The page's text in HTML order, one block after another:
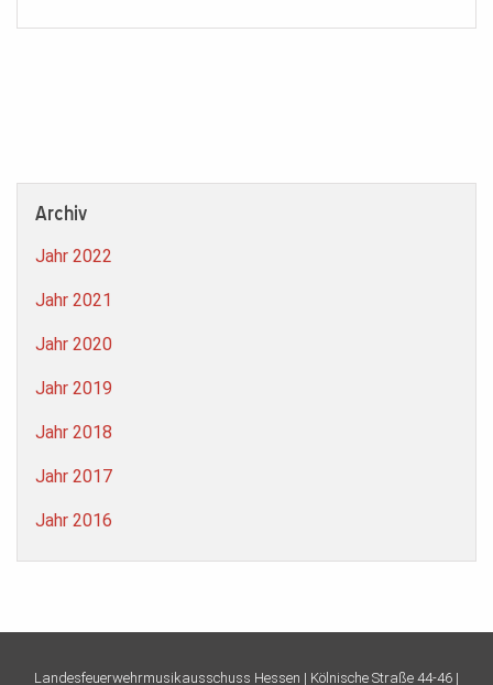
Archiv
Jahr 2022
Jahr 2021
Jahr 2020
Jahr 2019
Jahr 2018
Jahr 2017
Jahr 2016
Landesfeuerwehrmusikausschuss Hessen | Kölnische Straße 44-46 |